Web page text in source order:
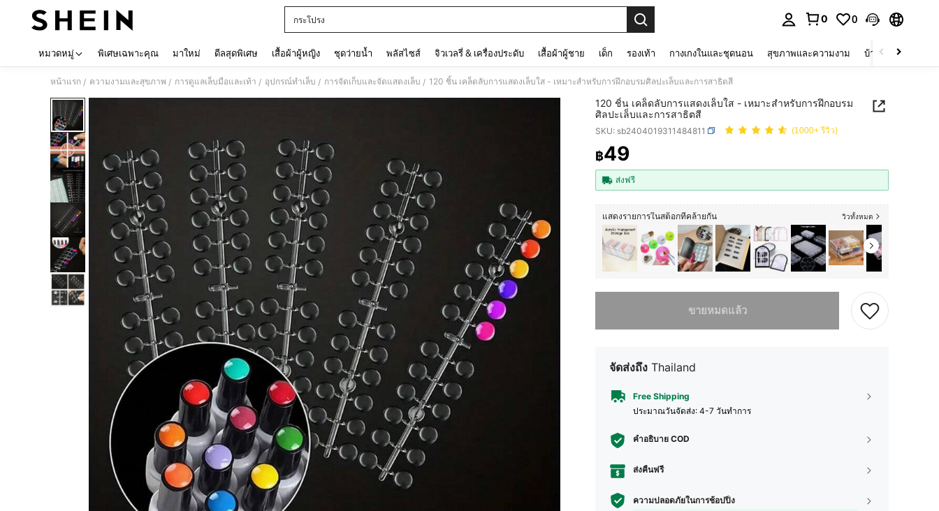
กระโปรง
0 0
หมวดหมู่ พิเศษเฉพาะคุณ มาใหม่ ดีลสุดพิเศษ เสื้อผ้าผู้หญิง ชุดว่ายน้ำ พลัสไซส์ จิวเวลรี่ & เครื่องประดับ เสื้อผ้าผู้ชาย เด็ก รองเท้า กางเกงในและชุดนอน สุขภาพและความงาม บ้านและที่อยู่อาศัย
หน้าแรก / ความงามและสุขภาพ / การดูแลเล็บมือและเท้า / อุปกรณ์ทำเล็บ / การจัดเก็บและจัดแสดงเล็บ / 120 ชิ้น เคล็ดลับการแสดงเล็บใส - เหมาะสำหรับการฝึกอบรมศิลปะเล็บและการสาธิตสี
120 ชิ้น เคล็ดลับการแสดงเล็บใส - เหมาะสำหรับการฝึกอบรม
ศิลปะเล็บและการสาธิตสี
SKU: sb2404019311484811 (1000+ รีวิว)
PRICE AND AVAILABILITY
฿49
ส่งฟรี
แสดงรายการในสต็อกที่คล้ายกัน วิวทั้งหมด
ขายหมดแล้ว
ขออภัย ผลิตภัณฑ์นี้ขายหมดแล้ว
จัดส่งถึง Thailand
Free Shipping
ประมาณวันจัดส่ง: 4-7 วันทำการ
คำอธิบาย COD
ส่งคืนฟรี
ความปลอดภัยในการช้อปปิ้ง